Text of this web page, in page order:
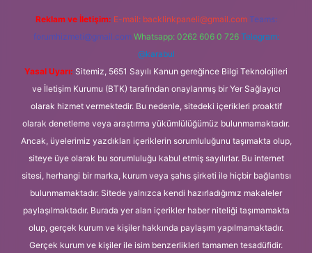
Reklam ve İletişim: E-mail: backlinkpaneli@gmail.com Teams:
forumhizmeti@gmail.com Whatsapp: 0262 606 0 726 Telegram:
@karabul
Yasal Uyarı: Sitemiz, 5651 Sayılı Kanun gereğince Bilgi Teknolojileri
ve İletişim Kurumu (BTK) tarafından onaylanmış bir Yer Sağlayıcı
olarak hizmet vermektedir. Bu nedenle, sitedeki içerikleri proaktif
olarak denetleme veya araştırma yükümlülüğümüz bulunmamaktadır.
Ancak, üyelerimiz yazdıkları içeriklerin sorumluluğunu taşımakta olup,
siteye üye olarak bu sorumluluğu kabul etmiş sayılırlar. Bu internet
sitesi, herhangi bir marka, kurum veya şahıs şirketi ile hiçbir bağlantısı
bulunmamaktadır. Sitede yalnızca kendi hazırladığımız makaleler
paylaşılmaktadır. Burada yer alan içerikler haber niteliği taşımamakta
olup, gerçek kurum ve kişiler hakkında paylaşım yapılmamaktadır.
Gerçek kurum ve kişiler ile isim benzerlikleri tamamen tesadüfidir.